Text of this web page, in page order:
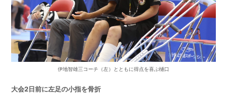
伊地智雄三コーチ（左）とともに得点を喜ぶ樋口
大会2日前に左足の小指を骨折